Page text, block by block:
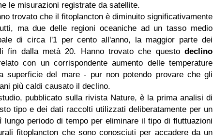
le misurazioni registrate da satellite.
trovato che il fitoplancton è diminuito significativamente
ma due delle regioni oceaniche ad un tasso medio
di circa l'1 per cento all'anno, la maggior parte dei
fin dalla metà 20. Hanno trovato che questo declino
con un corrispondente aumento delle temperature
superficie del mare - pur non potendo provare che gli
più caldi causato il declino.
pubblicato sulla rivista Nature, è la prima analisi di
tipo e dei dati raccolti utilizzati deliberatamente per un
lungo periodo di tempo per eliminare il tipo di fluttuazioni
fitoplancton che sono conosciuti per accadere da un